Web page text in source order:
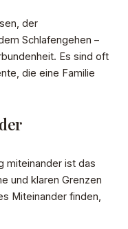
der
Schlafengehen –
Es sind oft
die eine Familie
miteinander ist das
und klaren Grenzen
Miteinander finden,